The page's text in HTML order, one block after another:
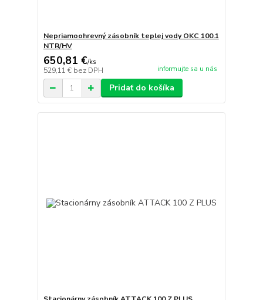
Nepriamoohrevný zásobník teplej vody OKC 100.1
NTR/HV
650,81 €/ks
529,11 € bez DPH informujte sa u nás
Pridať do košíka